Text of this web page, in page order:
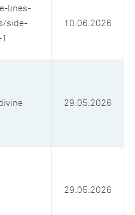
lines-
side-
10.06.2026
29.05.2026
29.05.2026